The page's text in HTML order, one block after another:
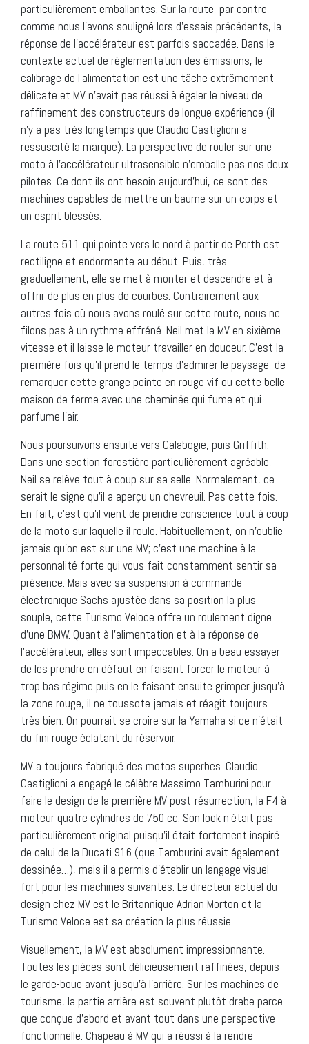
particulièrement emballantes. Sur la route, par contre,
comme nous l’avons souligné lors d’essais précédents, la
réponse de l’accélérateur est parfois saccadée. Dans le
contexte actuel de réglementation des émissions, le
calibrage de l’alimentation est une tâche extrêmement
délicate et MV n’avait pas réussi à égaler le niveau de
raffinement des constructeurs de longue expérience (il
n’y a pas très longtemps que Claudio Castiglioni a
ressuscité la marque). La perspective de rouler sur une
moto à l’accélérateur ultrasensible n’emballe pas nos deux
pilotes. Ce dont ils ont besoin aujourd’hui, ce sont des
machines capables de mettre un baume sur un corps et
un esprit blessés.
La route 511 qui pointe vers le nord à partir de Perth est
rectiligne et endormante au début. Puis, très
graduellement, elle se met à monter et descendre et à
offrir de plus en plus de courbes. Contrairement aux
autres fois où nous avons roulé sur cette route, nous ne
filons pas à un rythme effréné. Neil met la MV en sixième
vitesse et il laisse le moteur travailler en douceur. C’est la
première fois qu’il prend le temps d’admirer le paysage, de
remarquer cette grange peinte en rouge vif ou cette belle
maison de ferme avec une cheminée qui fume et qui
parfume l’air.
Nous poursuivons ensuite vers Calabogie, puis Griffith.
Dans une section forestière particulièrement agréable,
Neil se relève tout à coup sur sa selle. Normalement, ce
serait le signe qu’il a aperçu un chevreuil. Pas cette fois.
En fait, c’est qu’il vient de prendre conscience tout à coup
de la moto sur laquelle il roule. Habituellement, on n’oublie
jamais qu’on est sur une MV; c’est une machine à la
personnalité forte qui vous fait constamment sentir sa
présence. Mais avec sa suspension à commande
électronique Sachs ajustée dans sa position la plus
souple, cette Turismo Veloce offre un roulement digne
d’une BMW. Quant à l’alimentation et à la réponse de
l’accélérateur, elles sont impeccables. On a beau essayer
de les prendre en défaut en faisant forcer le moteur à
trop bas régime puis en le faisant ensuite grimper jusqu’à
la zone rouge, il ne toussote jamais et réagit toujours
très bien. On pourrait se croire sur la Yamaha si ce n’était
du fini rouge éclatant du réservoir.
MV a toujours fabriqué des motos superbes. Claudio
Castiglioni a engagé le célèbre Massimo Tamburini pour
faire le design de la première MV post-résurrection, la F4 à
moteur quatre cylindres de 750 cc. Son look n’était pas
particulièrement original puisqu’il était fortement inspiré
de celui de la Ducati 916 (que Tamburini avait également
dessinée…), mais il a permis d’établir un langage visuel
fort pour les machines suivantes. Le directeur actuel du
design chez MV est le Britannique Adrian Morton et la
Turismo Veloce est sa création la plus réussie.
Visuellement, la MV est absolument impressionnante.
Toutes les pièces sont délicieusement raffinées, depuis
le garde-boue avant jusqu’à l’arrière. Sur les machines de
tourisme, la partie arrière est souvent plutôt drabe parce
que conçue d’abord et avant tout dans une perspective
fonctionnelle. Chapeau à MV qui a réussi à la rendre